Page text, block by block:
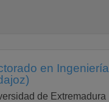
en
de Extremadura